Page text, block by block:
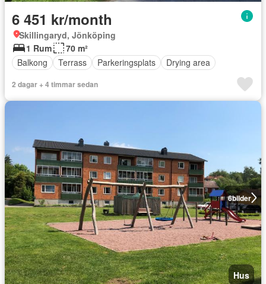
6 451 kr/month
Skillingaryd, Jönköping
1 Rum
70 m²
Balkong
Terrass Parkeringsplats Drying area
2 dagar + 4 timmar sedan
6bilder
Hus